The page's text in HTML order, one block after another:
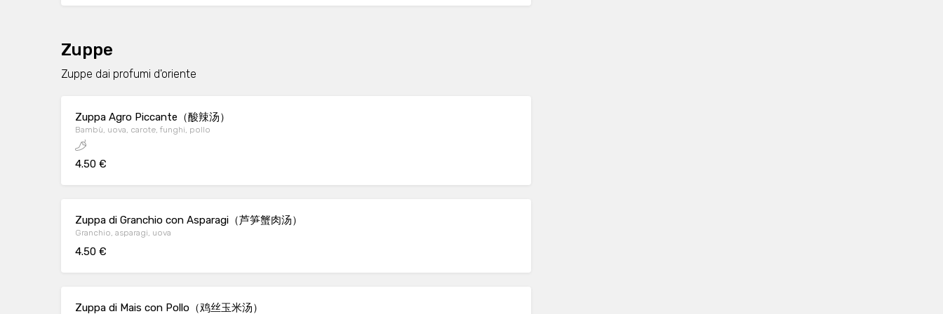
Zuppe
Zuppe dai profumi d'oriente
Zuppa Agro Piccante（酸辣汤）
Bambù, uova, carote, funghi, pollo
4.50 €
Zuppa di Granchio con Asparagi（芦笋蟹肉汤）
Granchio, asparagi, uova
4.50 €
Zuppa di Mais con Pollo（鸡丝玉米汤）